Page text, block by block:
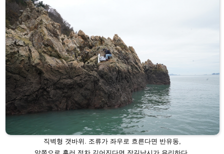
직벽형 갯바위. 조류가 좌우로 흐른다면 반유동,